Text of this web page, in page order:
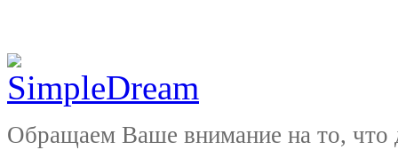
Обращаем Ваше внимание на то, что